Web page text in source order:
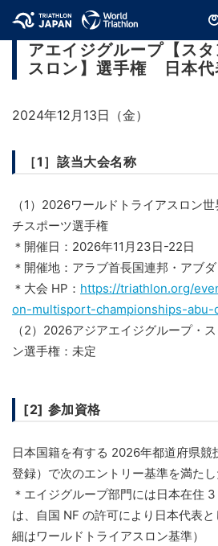
2026ワールドトライア
アエイジグループ【ス
スロン】選手権 日本代
2024年12月13日（金）
［1］該当大会名称
（1）2026ワールドトライアスロン
チスポーツ選手権
＊開催日：2026年11月23日-22日
＊開催地：アラブ首長国連邦・アブ
＊大会 HP： https://triathlon.org/
on-multisport-championships-abu-
（2）2026アジアエイジグループ・
ン選手権：未定
[2] 参加資格
日本国籍を有する 2026年都道府県競
登録）で次のエントリー基準を満た
＊エイジグループ部門には日本在住
は、自国 NF の許可により日本代表
細はワールドトライアスロン基準）